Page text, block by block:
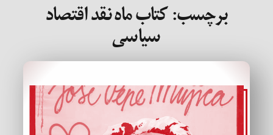
برچسب:کتاب ماه نقد اقتصاد
سیاسی